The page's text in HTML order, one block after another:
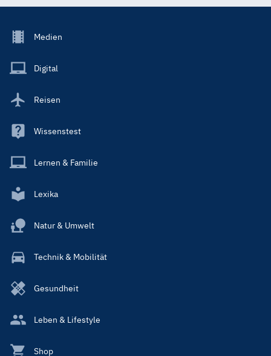
Footer
Main
Medien
Digital
Reisen
Wissenstest
Lernen & Familie
Lexika
Natur & Umwelt
Technik & Mobilität
Gesundheit
Leben & Lifestyle
Shop